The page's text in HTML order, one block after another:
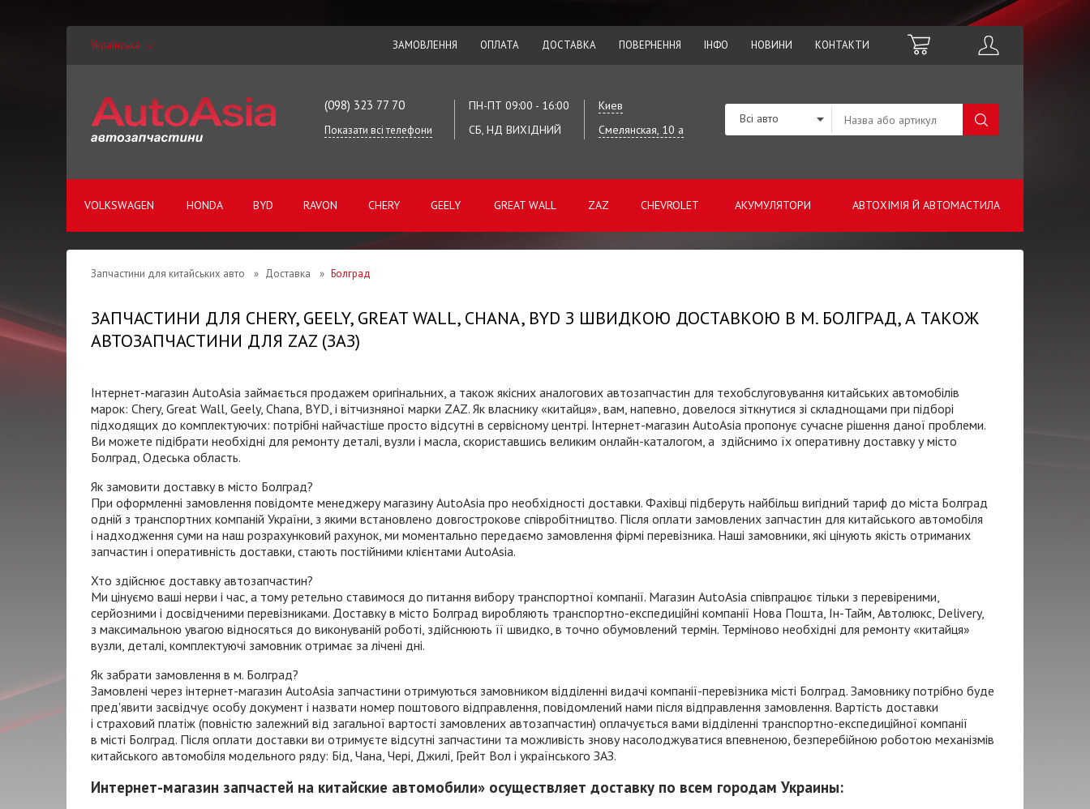
Українська ЗАМОВЛЕННЯ ОПЛАТА ДОСТАВКА ПОВЕРНЕННЯ ІНФО НОВИНИ КОНТАКТИ
(098) 323 77 70
Показати всі телефони
ПН-ПТ 09:00 - 16:00
СБ, НД ВИХІДНИЙ
Киев
Смелянская, 10 а
VOLKSWAGEN HONDA BYD RAVON CHERY GEELY GREAT WALL ZAZ CHEVROLET АКУМУЛЯТОРИ АВТОХІМІЯ Й АВТОМАСТИЛА
Всі авто
Запчастини для китайських авто » Доставка » Болград
ЗАПЧАСТИНИ ДЛЯ CHERY, GEELY, GREAT WALL, CHANA, BYD З ШВИДКОЮ ДОСТАВКОЮ В М. БОЛГРАД, А ТАКОЖ
АВТОЗАПЧАСТИНИ ДЛЯ ZAZ (ЗАЗ)
Інтернет-магазин AutoAsia займається продажем оригінальних, а також якісних аналогових автозапчастин для техобслуговування китайських автомобілів
марок: Chery, Great Wall, Geely, Chana, BYD, і вітчизняної марки ZAZ. Як власнику «китайця», вам, напевно, довелося зіткнутися зі складнощами при підборі
підходящих до комплектуючих: потрібні найчастіше просто відсутні в сервісному центрі. Інтернет-магазин AutoAsia пропонує сучасне рішення даної проблеми.
Ви можете підібрати необхідні для ремонту деталі, вузли і масла, скориставшись великим онлайн-каталогом, а здійснимо їх оперативну доставку у місто
Болград, Одеська область.
Як замовити доставку в місто Болград?
При оформленні замовлення повідомте менеджеру магазину AutoAsia про необхідності доставки. Фахівці підберуть найбільш вигідний тариф до міста Болград
одній з транспортних компаній України, з якими встановлено довгострокове співробітництво. Після оплати замовлених запчастин для китайського автомобіля
і надходження суми на наш розрахунковий рахунок, ми моментально передаємо замовлення фірмі перевізника. Наші замовники, які цінують якість отриманих
запчастин і оперативність доставки, стають постійними клієнтами AutoAsia.
Хто здійснює доставку автозапчастин?
Ми цінуємо ваші нерви і час, а тому ретельно ставимося до питання вибору транспортної компанії. Магазин AutoAsia співпрацює тільки з перевіреними,
серйозними і досвідченими перевізниками. Доставку в місто Болград виробляють транспортно-експедиційні компанії Нова Пошта, Ін-Тайм, Автолюкс, Delivery,
з максимальною увагою відносяться до виконуваній роботі, здійснюють її швидко, в точно обумовлений термін. Терміново необхідні для ремонту «китайця»
вузли, деталі, комплектуючі замовник отримає за лічені дні.
Як забрати замовлення в м. Болград?
Замовлені через інтернет-магазин AutoAsia запчастини отримуються замовником відділенні видачі компанії-перевізника місті Болград. Замовнику потрібно буде
пред'явити засвідчує особу документ і назвати номер поштового відправлення, повідомлений нами після відправлення замовлення. Вартість доставки
і страховий платіж (повністю залежний від загальної вартості замовлених автозапчастин) оплачується вами відділенні транспортно-експедиційної компанії
в місті Болград. Після оплати доставки ви отримуєте відсутні запчастини та можливість знову насолоджуватися впевненою, безперебійною роботою механізмів
китайського автомобіля модельного ряду: Бід, Чана, Чері, Джилі, Грейт Вол і українського ЗАЗ.
Интернет-магазин запчастей на китайские автомобили» осуществляет доставку по всем городам Украины: